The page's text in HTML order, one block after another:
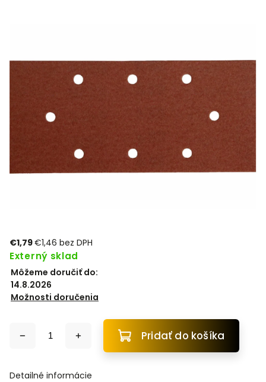
€1,79€1,46 bez DPH
Externý sklad
Môžeme doručiť do:
14.8.2026
Možnosti doručenia
Pridať do košíka
Detailné informácie